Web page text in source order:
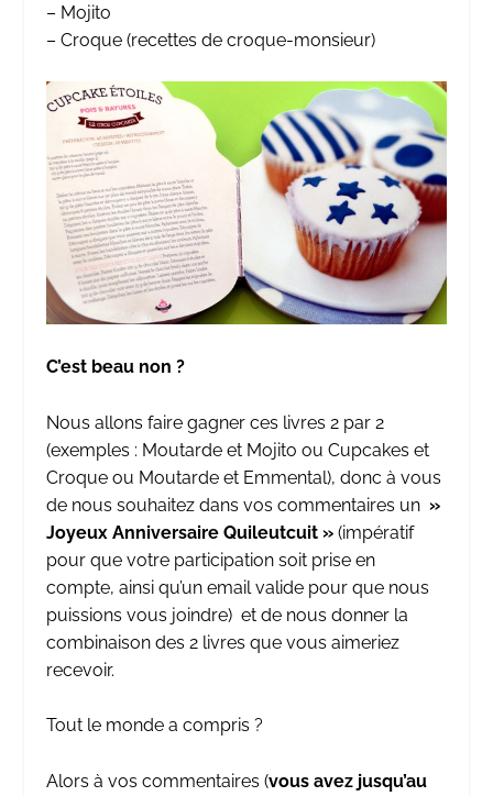
– Mojito
– Croque (recettes de croque-monsieur)
C’est beau non ?
Nous allons faire gagner ces livres 2 par 2
(exemples : Moutarde et Mojito ou Cupcakes et
Croque ou Moutarde et Emmental), donc à vous
de nous souhaitez dans vos commentaires un »
Joyeux Anniversaire Quileutcuit » (impératif
pour que votre participation soit prise en
compte, ainsi qu’un email valide pour que nous
puissions vous joindre) et de nous donner la
combinaison des 2 livres que vous aimeriez
recevoir.
Tout le monde a compris ?
Alors à vos commentaires (vous avez jusqu’au